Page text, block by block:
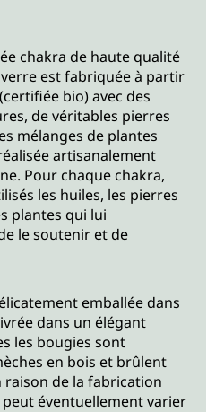
chakra de haute qualité
est fabriquée à partir
bio) avec des
de véritables pierres
mélanges de plantes
artisanalement
Pour chaque chakra,
les huiles, les pierres
plantes qui lui
le soutenir et de
emballée dans
dans un élégant
les bougies sont
en bois et brûlent
raison de la fabrication
éventuellement varier